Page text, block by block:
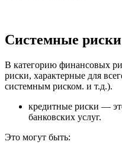
Системные риски
В категорию финансовых
риски, характерные для
системным риском. и т.д.).
кредитные риски —
банковских услуг.
Это могут быть: